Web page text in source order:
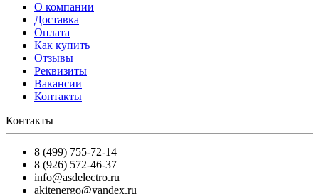
О компании
Доставка
Оплата
Как купить
Отзывы
Реквизиты
Вакансии
Контакты
Контакты
8 (499) 755-72-14
8 (926) 572-46-37
info@asdelectro.ru
akitenergo@yandex.ru